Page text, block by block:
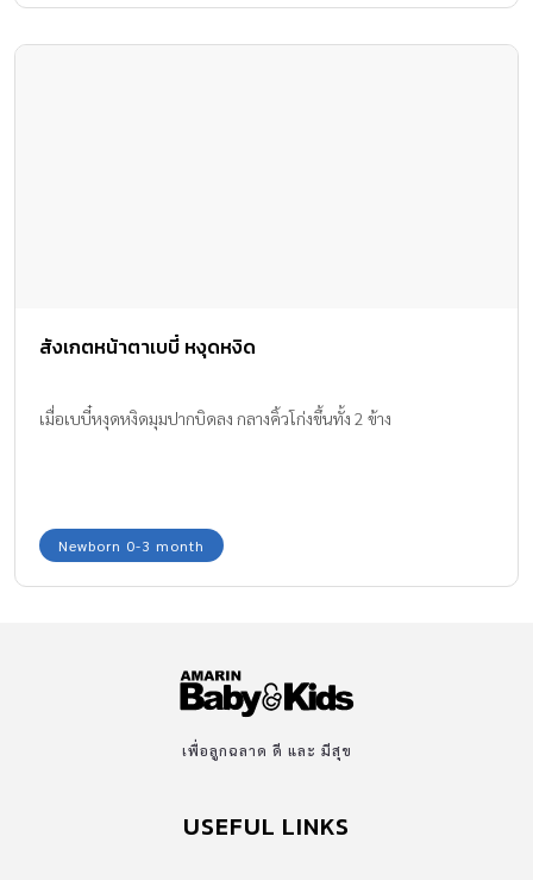
สังเกตหน้าตาเบบี๋ หงุดหงิด
เมื่อเบบี๋หงุดหงิดมุมปากบิดลง กลางคิ้วโก่งขึ้นทั้ง 2 ข้าง
Newborn 0-3 month
เพื่อลูกฉลาด ดี และ มีสุข
USEFUL LINKS